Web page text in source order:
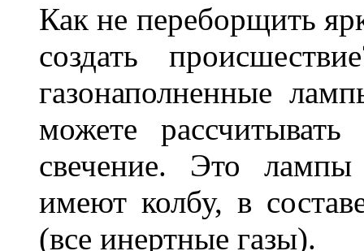
Как не переборщить
создать
газонаполненные
можете
свечение. Это
имеют колбу, в
(все инертные газы).